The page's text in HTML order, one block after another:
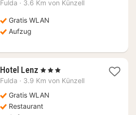
Fulda · 3.6 Km von Künzell
Gratis WLAN
Aufzug
Hotel Lenz 1
Nacht
84,73
€
, 3 Sterne
Fulda · 3.9 Km von Künzell
Gratis WLAN
Restaurant